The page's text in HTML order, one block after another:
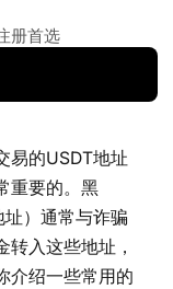
册首选
易的USDT地址
重要的。黑
）通常与诈骗
入这些地址，
介绍一些常用的